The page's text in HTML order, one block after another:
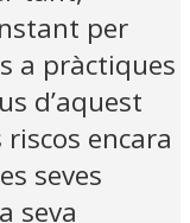
per
a pràctiques
d’aquest
encara
seves
seva